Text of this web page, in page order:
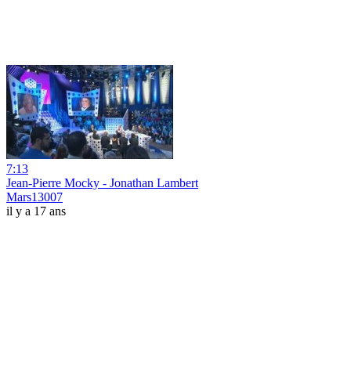
7:13
Jean-Pierre Mocky - Jonathan Lambert
Mars13007
il y a 17 ans